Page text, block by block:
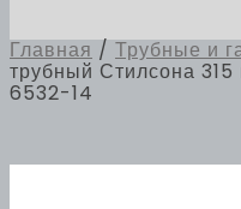
Главная / Трубные и
трубный Стилсона 315
6532-14